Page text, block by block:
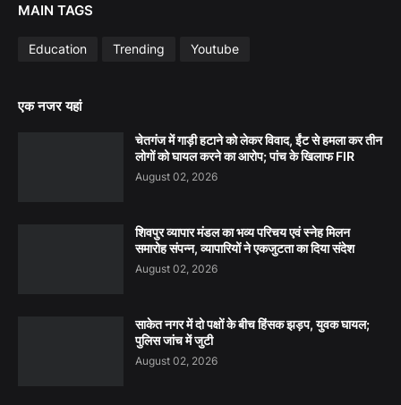
MAIN TAGS
Education Trending Youtube
एक नजर यहां
चेतगंज में गाड़ी हटाने को लेकर विवाद, ईंट से हमला कर तीन
लोगों को घायल करने का आरोप; पांच के खिलाफ FIR
August 02, 2026
शिवपुर व्यापार मंडल का भव्य परिचय एवं स्नेह मिलन
समारोह संपन्न, व्यापारियों ने एकजुटता का दिया संदेश
August 02, 2026
साकेत नगर में दो पक्षों के बीच हिंसक झड़प, युवक घायल;
पुलिस जांच में जुटी
August 02, 2026